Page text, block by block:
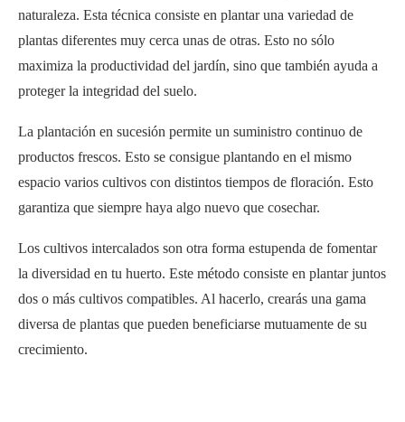
naturaleza. Esta técnica consiste en plantar una variedad de
plantas diferentes muy cerca unas de otras. Esto no sólo
maximiza la productividad del jardín, sino que también ayuda a
proteger la integridad del suelo.
La plantación en sucesión permite un suministro continuo de
productos frescos. Esto se consigue plantando en el mismo
espacio varios cultivos con distintos tiempos de floración. Esto
garantiza que siempre haya algo nuevo que cosechar.
Los cultivos intercalados son otra forma estupenda de fomentar
la diversidad en tu huerto. Este método consiste en plantar juntos
dos o más cultivos compatibles. Al hacerlo, crearás una gama
diversa de plantas que pueden beneficiarse mutuamente de su
crecimiento.